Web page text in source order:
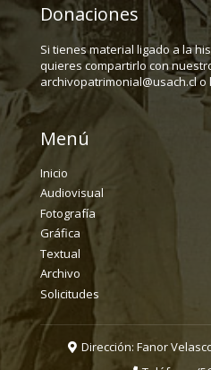
Donaciones
Si tienes material ligado a la
quieres compartirlo con
archivopatrimonial@usach.cl o
Menú
Inicio
Audiovisual
Fotografía
Gráfica
Textual
Archivo
Solicitudes
Dirección: Fanor